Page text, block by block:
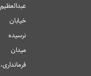
عبدالعظیم،
خیابان قم،
نرسیده به
میدان
فرمانداری،